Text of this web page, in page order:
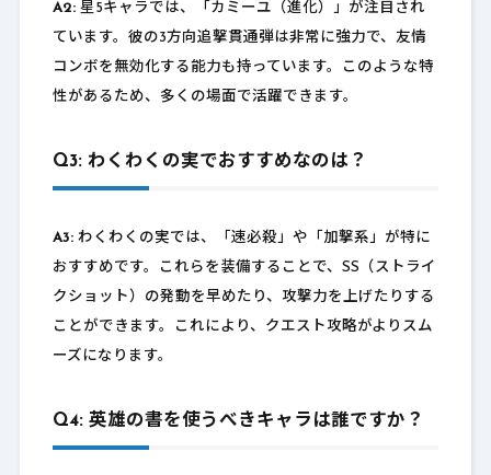
A2:星5キャラでは、「カミーユ（進化）」が注目され
ています。彼の3方向追撃貫通弾は非常に強力で、友情
コンボを無効化する能力も持っています。このような特
性があるため、多くの場面で活躍できます。
Q3: わくわくの実でおすすめなのは？
A3:わくわくの実では、「速必殺」や「加撃系」が特に
おすすめです。これらを装備することで、SS（ストライ
クショット）の発動を早めたり、攻撃力を上げたりする
ことができます。これにより、クエスト攻略がよりスム
ーズになります。
Q4: 英雄の書を使うべきキャラは誰ですか？